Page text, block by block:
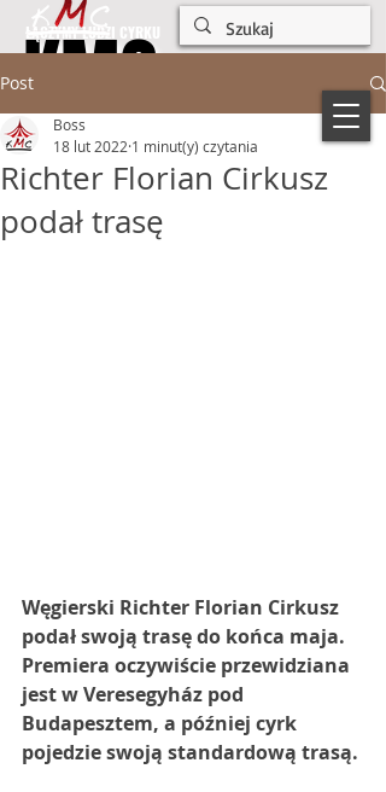
KMC
KMC
ŁĄCZYMY LUDZI CYRKU
Post
Richter Florian Cirkusz
podał trasę
Boss
18 lut 2022 1 minut(y) czytania
Węgierski Richter Florian Cirkusz
podał swoją trasę do końca maja.
Premiera oczywiście przewidziana
jest w Veresegyház pod
Budapesztem, a później cyrk
pojedzie swoją standardową trasą.